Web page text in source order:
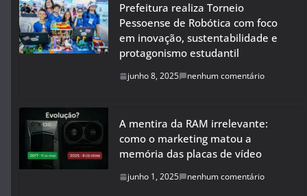
Prefeitura realiza Torneio
Pessoense de Robótica com foco
em inovação, sustentabilidade e
protagonismo estudantil
junho 8, 2025 nenhum comentário
A mentira da RAM irrelevante:
como o marketing matou a
memória das placas de vídeo
junho 1, 2025 nenhum comentário